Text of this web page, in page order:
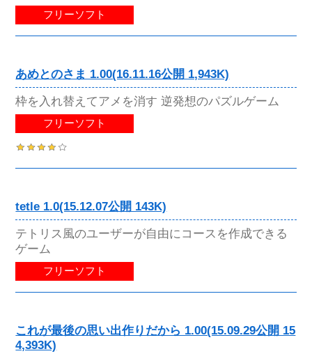
フリーソフト
あめとのさま 1.00(16.11.16公開 1,943K)
枠を入れ替えてアメを消す 逆発想のパズルゲーム
フリーソフト
tetle 1.0(15.12.07公開 143K)
テトリス風のユーザーが自由にコースを作成できる
ゲーム
フリーソフト
これが最後の思い出作りだから 1.00(15.09.29公開 15
4,393K)